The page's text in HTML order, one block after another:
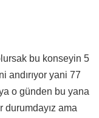
bu konseyin 5
andırıyor yani 77
o günden bu yana
durumdayız ama